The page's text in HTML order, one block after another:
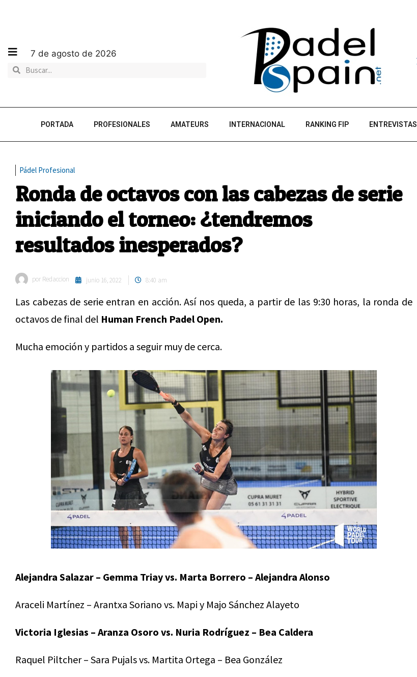
7 de agosto de 2026
PORTADA PROFESIONALES AMATEURS INTERNACIONAL RANKING FIP ENTREVISTAS
Pádel Profesional
Ronda de octavos con las cabezas de serie
iniciando el torneo: ¿tendremos
resultados inesperados?
por Redaccion junio 16, 2022 8:40 am
Las cabezas de serie entran en acción. Así nos queda, a partir de las 9:30 horas, la ronda de
octavos de final del Human French Padel Open.
Mucha emoción y partidos a seguir muy de cerca.
Alejandra Salazar – Gemma Triay vs. Marta Borrero – Alejandra Alonso
Araceli Martínez – Arantxa Soriano vs. Mapi y Majo Sánchez Alayeto
Victoria Iglesias – Aranza Osoro vs. Nuria Rodríguez – Bea Caldera
Raquel Piltcher – Sara Pujals vs. Martita Ortega – Bea González